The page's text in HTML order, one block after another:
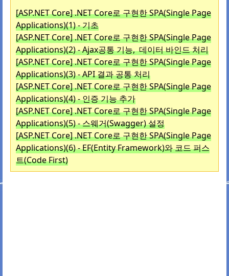
[ASP.NET Core] .NET Core로 구현한 SPA(Single Page
Applications)(1) - 기초
[ASP.NET Core] .NET Core로 구현한 SPA(Single Page
Applications)(2) - Ajax공통 기능, 데이터 바인드 처리
[ASP.NET Core] .NET Core로 구현한 SPA(Single Page
Applications)(3) - API 결과 공통 처리
[ASP.NET Core] .NET Core로 구현한 SPA(Single Page
Applications)(4) - 인증 기능 추가
[ASP.NET Core] .NET Core로 구현한 SPA(Single Page
Applications)(5) - 스웨거(Swagger) 설정
[ASP.NET Core] .NET Core로 구현한 SPA(Single Page
Applications)(6) - EF(Entity Framework)와 코드 퍼스
트(Code First)